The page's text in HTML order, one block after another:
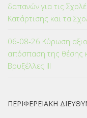
δαπανών για τις
Κατάρτισης και τα
06-08-26 Κύρωση
απόσπαση της θέσης
Βρυξέλλες ΙΙΙ
ΠΕΡΙΦΕΡΕΙΑΚΗ